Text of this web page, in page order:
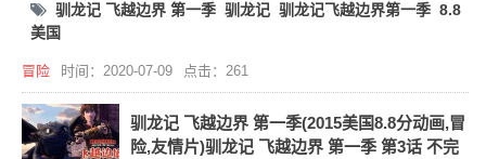
驯龙记 飞越边界 第一季 驯龙记 驯龙记飞越边界第一季 8.8
美国
冒险 时间：2020-07-09 点击：261
驯龙记 飞越边界 第一季(2015美国8.8分动画,冒
险,友情片)驯龙记 飞越边界 第一季 第3话 不完